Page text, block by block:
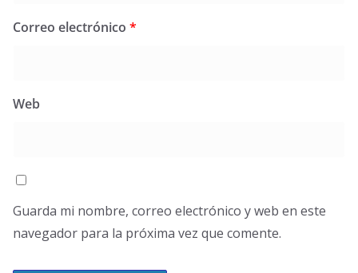
Correo electrónico *
Web
Guarda mi nombre, correo electrónico y web en este
navegador para la próxima vez que comente.